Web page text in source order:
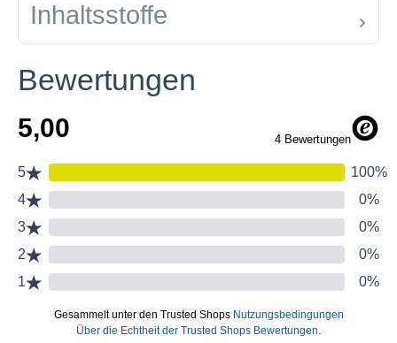
Inhaltsstoffe
Bewertungen